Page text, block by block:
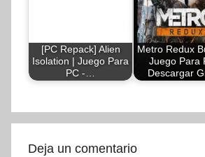
[PC Repack] Alien
Isolation | Juego Para
PC -…
Metro Redux
Juego Para
Descargar
Deja un comentario